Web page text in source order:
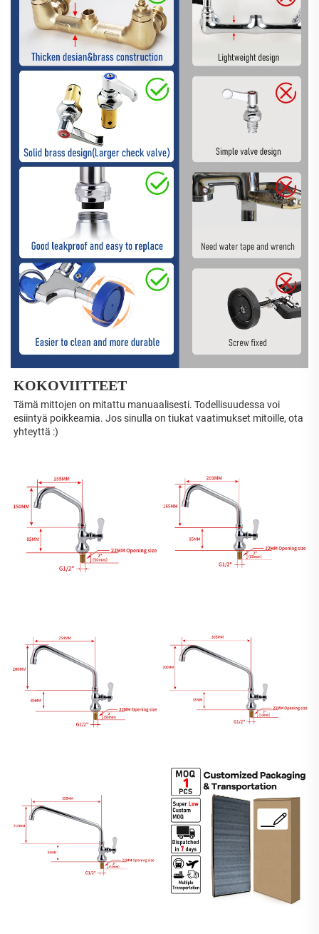
KOKOVIITTEET
Tämä mittojen on mitattu manuaalisesti. Todellisuudessa voi
esiintyä poikkeamia. Jos sinulla on tiukat vaatimukset mitoille, ota
yhteyttä :)